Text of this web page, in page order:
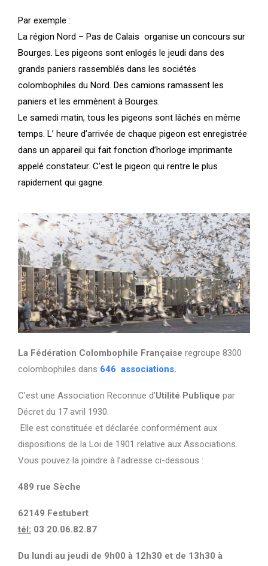
Par exemple :
La région Nord – Pas de Calais organise un concours sur
Bourges. Les pigeons sont enlogés le jeudi dans des
grands paniers rassemblés dans les sociétés
colombophiles du Nord. Des camions ramassent les
paniers et les emmènent à Bourges.
Le samedi matin, tous les pigeons sont lâchés en même
temps. L’ heure d’arrivée de chaque pigeon est enregistrée
dans un appareil qui fait fonction d’horloge imprimante
appelé constateur. C’est le pigeon qui rentre le plus
rapidement qui gagne.
La Fédération Colombophile Française regroupe 8300
colombophiles dans 646 associations.
C’est une Association Reconnue d’Utilité Publique par
Décret du 17 avril 1930.
Elle est constituée et déclarée conformément aux
dispositions de la Loi de 1901 relative aux Associations.
Vous pouvez la joindre à l’adresse ci-dessous :
489 rue Sèche
62149 Festubert
tél: 03 20.06.82.87
Du lundi au jeudi de 9h00 à 12h30 et de 13h30 à